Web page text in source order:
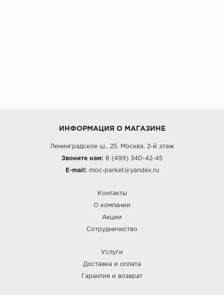
ИНФОРМАЦИЯ О МАГАЗИНЕ
Ленинградское ш., 25, Москва, 2-й этаж
Звоните нам: 8 (499) 340-42-45
E-mail: moc-parket@yandex.ru
Контакты
О компании
Акции
Сотрудничество
Услуги
Доставка и оплата
Гарантия и возврат